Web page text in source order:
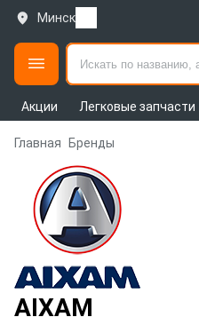
Минск
Акции Легковые запчасти
Главная Бренды
AIXAM